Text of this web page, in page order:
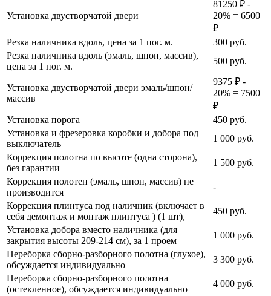
Установка двустворчатой двери
81250 ₽ -
20% = 6500
₽
Резка наличника вдоль, цена за 1 пог. м.
300 руб.
Резка наличника вдоль (эмаль, шпон, массив),
цена за 1 пог. м.
500 руб.
Установка двустворчатой двери эмаль/шпон/
массив
9375 ₽ -
20% = 7500
₽
Установка порога
450 руб.
Установка и фрезеровка коробки и добора под
выключатель
1 000 руб.
Коррекция полотна по высоте (одна сторона),
без гарантии
1 500 руб.
Коррекция полотен (эмаль, шпон, массив) не
производится
-
Коррекция плинтуса под наличник (включает в
себя демонтаж и монтаж плинтуса ) (1 шт),
450 руб.
Установка добора вместо наличника (для
закрытия высоты 209-214 см), за 1 проем
1 000 руб.
Переборка сборно-разборного полотна (глухое),
обсуждается индивидуально
3 300 руб.
Переборка сборно-разборного полотна
(остекленное), обсуждается индивидуально
4 000 руб.